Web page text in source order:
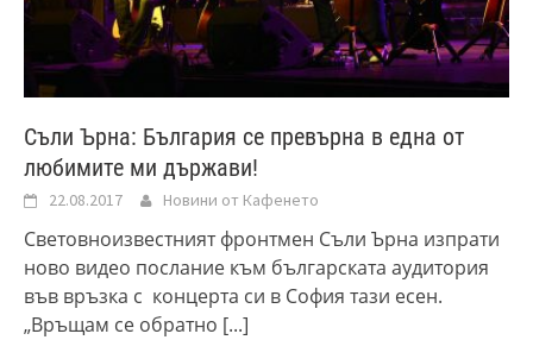
Съли Ърна: България се превърна в една от
любимите ми държави!
22.08.2017 Новини от Кафенето
Световноизвестният фронтмен Съли Ърна изпрати
ново видео послание към българската аудитория
във връзка с концерта си в София тази есен.
„Връщам се обратно [...]